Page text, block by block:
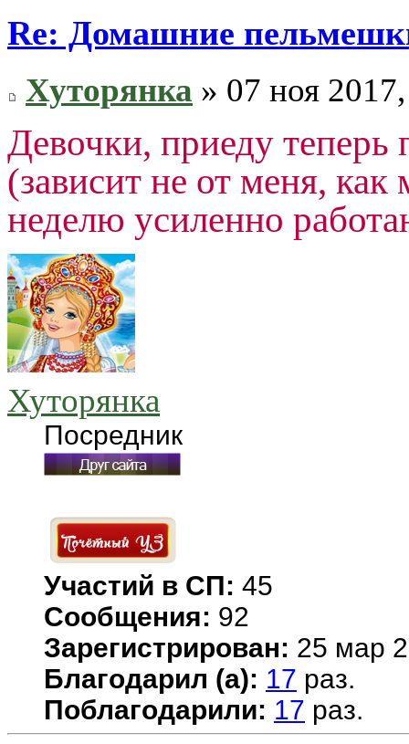
Re: Домашние
Хуторянка » 07 ноя
Девочки, приеду теперь
(зависит не от меня,
неделю усиленно
Хуторянка
Посредник
Участий в СП: 45
Сообщения: 92
Зарегистрирован: 25 мар
Благодарил (а): 17 раз.
Поблагодарили: 17 раз.